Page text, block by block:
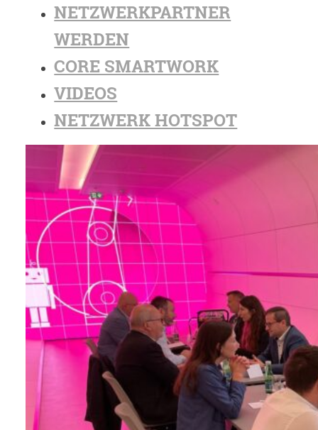
NETZWERKPARTNER
WERDEN
CORE SMARTWORK
VIDEOS
NETZWERK HOTSPOT